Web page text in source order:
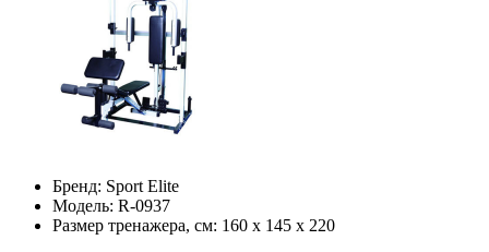
Бренд: Sport Elite
Модель: R-0937
Размер тренажера, см: 160 х 145 х 220